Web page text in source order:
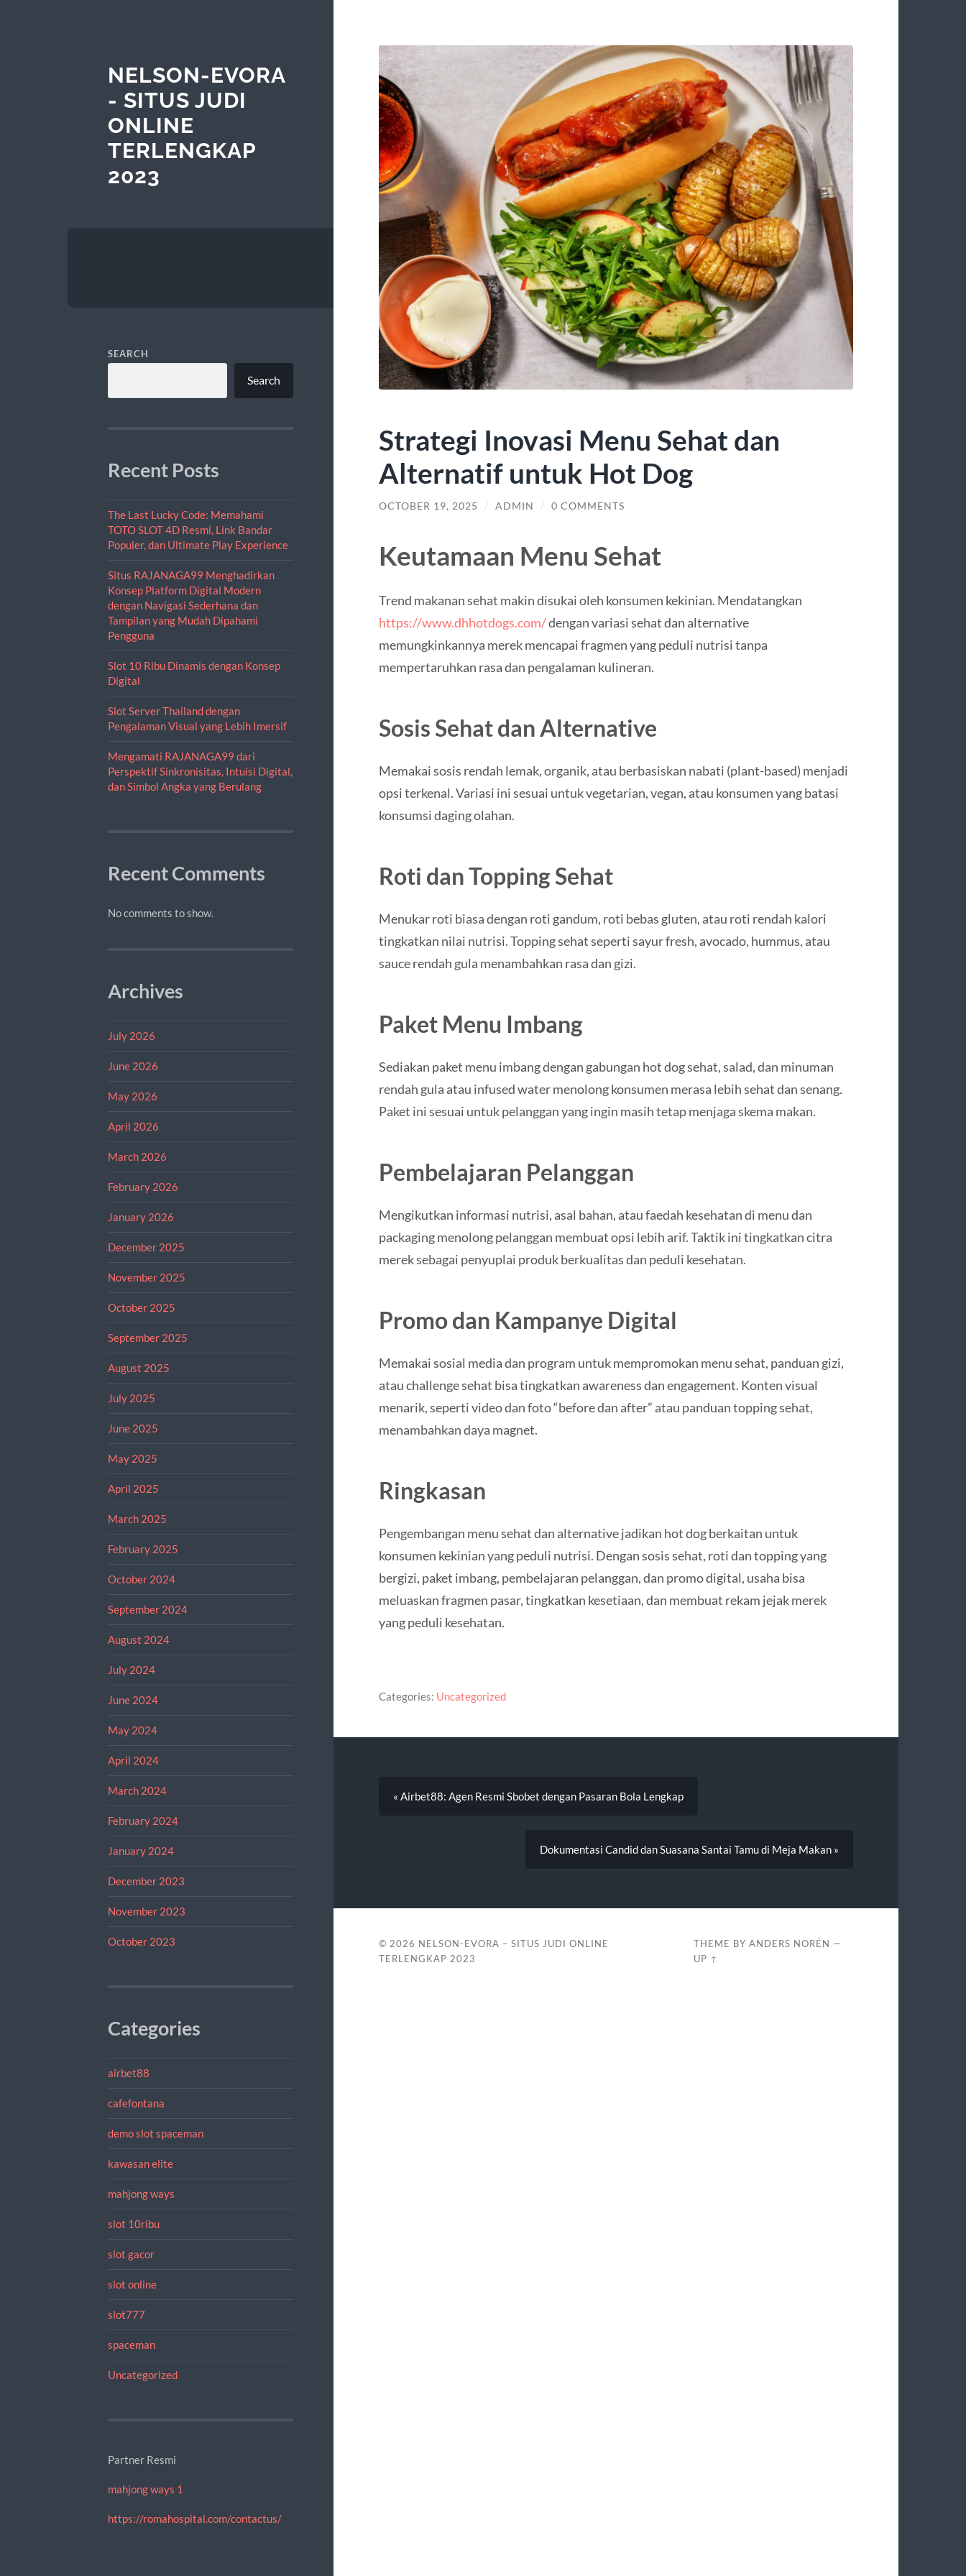
NELSON-EVORA
- SITUS JUDI
ONLINE
TERLENGKAP
2023
SEARCH
Search
Recent Posts
The Last Lucky Code: Memahami
TOTO SLOT 4D Resmi, Link Bandar
Populer, dan Ultimate Play Experience
Situs RAJANAGA99 Menghadirkan
Konsep Platform Digital Modern
dengan Navigasi Sederhana dan
Tampilan yang Mudah Dipahami
Pengguna
Slot 10 Ribu Dinamis dengan Konsep
Digital
Slot Server Thailand dengan
Pengalaman Visual yang Lebih Imersif
Mengamati RAJANAGA99 dari
Perspektif Sinkronisitas, Intuisi Digital,
dan Simbol Angka yang Berulang
Recent Comments
No comments to show.
Archives
July 2026
June 2026
May 2026
April 2026
March 2026
February 2026
January 2026
December 2025
November 2025
October 2025
September 2025
August 2025
July 2025
June 2025
May 2025
April 2025
March 2025
February 2025
October 2024
September 2024
August 2024
July 2024
June 2024
May 2024
April 2024
March 2024
February 2024
January 2024
December 2023
November 2023
October 2023
Categories
airbet88
cafefontana
demo slot spaceman
kawasan elite
mahjong ways
slot 10ribu
slot gacor
slot online
slot777
spaceman
Uncategorized
Partner Resmi
mahjong ways 1
https://romahospital.com/contactus/
Strategi Inovasi Menu Sehat dan
Alternatif untuk Hot Dog
OCTOBER 19, 2025 / ADMIN / 0 COMMENTS
Keutamaan Menu Sehat
Trend makanan sehat makin disukai oleh konsumen kekinian. Mendatangkan
https://www.dhhotdogs.com/dengan variasi sehat dan alternative
memungkinkannya merek mencapai fragmen yang peduli nutrisi tanpa
mempertaruhkan rasa dan pengalaman kulineran.
Sosis Sehat dan Alternative
Memakai sosis rendah lemak, organik, atau berbasiskan nabati (plant-based) menjadi
opsi terkenal. Variasi ini sesuai untuk vegetarian, vegan, atau konsumen yang batasi
konsumsi daging olahan.
Roti dan Topping Sehat
Menukar roti biasa dengan roti gandum, roti bebas gluten, atau roti rendah kalori
tingkatkan nilai nutrisi. Topping sehat seperti sayur fresh, avocado, hummus, atau
sauce rendah gula menambahkan rasa dan gizi.
Paket Menu Imbang
Sediakan paket menu imbang dengan gabungan hot dog sehat, salad, dan minuman
rendah gula atau infused water menolong konsumen merasa lebih sehat dan senang.
Paket ini sesuai untuk pelanggan yang ingin masih tetap menjaga skema makan.
Pembelajaran Pelanggan
Mengikutkan informasi nutrisi, asal bahan, atau faedah kesehatan di menu dan
packaging menolong pelanggan membuat opsi lebih arif. Taktik ini tingkatkan citra
merek sebagai penyuplai produk berkualitas dan peduli kesehatan.
Promo dan Kampanye Digital
Memakai sosial media dan program untuk mempromokan menu sehat, panduan gizi,
atau challenge sehat bisa tingkatkan awareness dan engagement. Konten visual
menarik, seperti video dan foto “before dan after” atau panduan topping sehat,
menambahkan daya magnet.
Ringkasan
Pengembangan menu sehat dan alternative jadikan hot dog berkaitan untuk
konsumen kekinian yang peduli nutrisi. Dengan sosis sehat, roti dan topping yang
bergizi, paket imbang, pembelajaran pelanggan, dan promo digital, usaha bisa
meluaskan fragmen pasar, tingkatkan kesetiaan, dan membuat rekam jejak merek
yang peduli kesehatan.
Categories: Uncategorized
« Airbet88: Agen Resmi Sbobet dengan Pasaran Bola Lengkap
Dokumentasi Candid dan Suasana Santai Tamu di Meja Makan »
© 2026 NELSON-EVORA – SITUS JUDI ONLINE
TERLENGKAP 2023
THEME BY ANDERS NORÉN —
UP ↑